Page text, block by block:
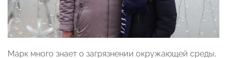
Марк много знает о загрязнении окружающей среды,